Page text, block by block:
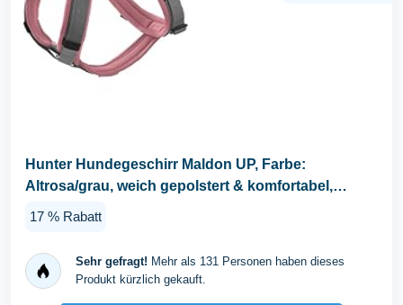
Hunter Hundegeschirr Maldon UP, Farbe:
Altrosa/grau, weich gepolstert & komfortabel,
17 % Rabatt
Sehr gefragt! Mehr als 131 Personen haben dieses
Produkt kürzlich gekauft.